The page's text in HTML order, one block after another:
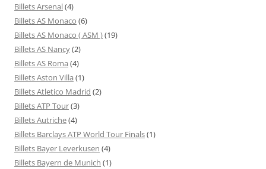
Billets Arsenal(4)
Billets AS Monaco (6)
Billets AS Monaco ( ASM )(19)
Billets AS Nancy(2)
Billets AS Roma (4)
Billets Aston Villa (1)
Billets Atletico Madrid (2)
Billets ATP Tour(3)
Billets Autriche(4)
Billets Barclays ATP World Tour Finals(1)
Billets Bayer Leverkusen (4)
Billets Bayern de Munich (1)